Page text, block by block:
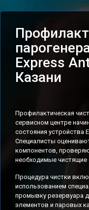
Express
Казани
Профилактическая
сервисном центре
состояния устройства
Специалисты
компонентов,
необходимые чистящие
Процедура чистки
использованием
промывку резервуара
элементов и паровых